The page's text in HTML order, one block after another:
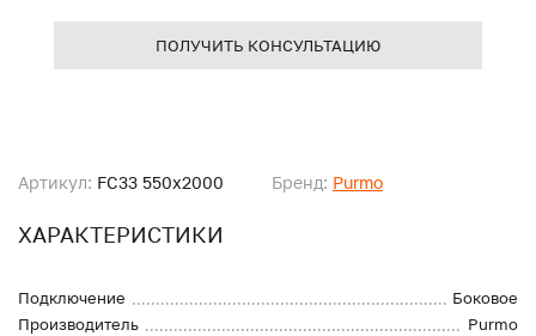
Артикул: FC33 550x2000 Бренд: Purmo
ХАРАКТЕРИСТИКИ
Подключение
Боковое
Производитель
Purmo
ПОЛУЧИТЬ КОНСУЛЬТАЦИЮ